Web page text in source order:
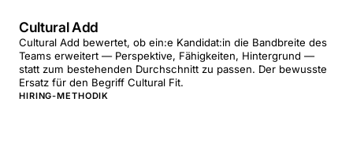
Cultural Add
Cultural Add bewertet, ob ein:e Kandidat:in die Bandbreite des
Teams erweitert — Perspektive, Fähigkeiten, Hintergrund —
statt zum bestehenden Durchschnitt zu passen. Der bewusste
Ersatz für den Begriff Cultural Fit.
HIRING-METHODIK